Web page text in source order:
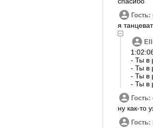
Гость:
я
- Ты в
- Ты в
- Ты в
- Ты в
Гость:
ну как-то